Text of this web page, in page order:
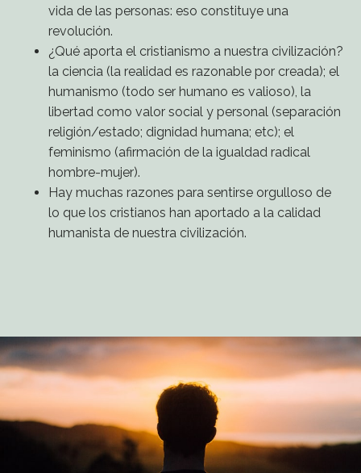
vida de las personas: eso constituye una
revolución.
¿Qué aporta el cristianismo a nuestra civilización?
la ciencia (la realidad es razonable por creada); el
humanismo (todo ser humano es valioso), la
libertad como valor social y personal (separación
religión/estado; dignidad humana; etc); el
feminismo (afirmación de la igualdad radical
hombre-mujer).
Hay muchas razones para sentirse orgulloso de
lo que los cristianos han aportado a la calidad
humanista de nuestra civilización.